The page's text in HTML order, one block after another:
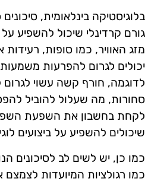
בלוגיסטיקה בינלאומית,
גורם קרדינלי שיכול להשפיע
מזג האוויר, כמו סופות,
יכולים לגרום להפרעות
לדוגמה, חורף קשה עשוי לגרום
סחורות, מה שעלול להוביל
לקחת בחשבון את השפעת
שיכולים להשפיע על ביצועים
כמו כן, יש לשים לב לסיכונים
כמו רגולציות המיועדות